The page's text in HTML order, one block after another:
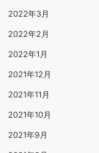
2022年3月
2022年2月
2022年1月
2021年12月
2021年11月
2021年10月
2021年9月